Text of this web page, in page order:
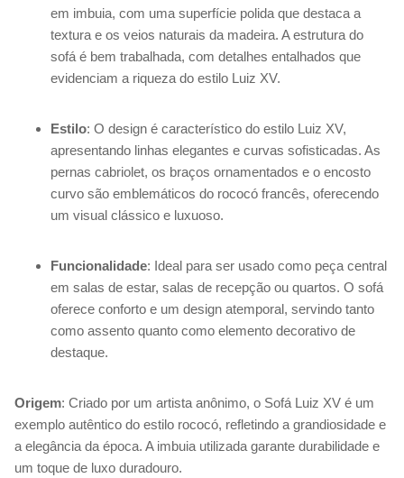
em imbuia, com uma superfície polida que destaca a
textura e os veios naturais da madeira. A estrutura do
sofá é bem trabalhada, com detalhes entalhados que
evidenciam a riqueza do estilo Luiz XV.
Estilo: O design é característico do estilo Luiz XV,
apresentando linhas elegantes e curvas sofisticadas. As
pernas cabriolet, os braços ornamentados e o encosto
curvo são emblemáticos do rococó francês, oferecendo
um visual clássico e luxuoso.
Funcionalidade: Ideal para ser usado como peça central
em salas de estar, salas de recepção ou quartos. O sofá
oferece conforto e um design atemporal, servindo tanto
como assento quanto como elemento decorativo de
destaque.
Origem: Criado por um artista anônimo, o Sofá Luiz XV é um
exemplo autêntico do estilo rococó, refletindo a grandiosidade e
a elegância da época. A imbuia utilizada garante durabilidade e
um toque de luxo duradouro.